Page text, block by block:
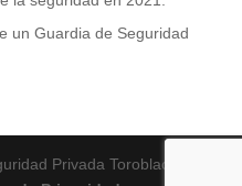
un Guardia de Seguridad
Privada Toroblack